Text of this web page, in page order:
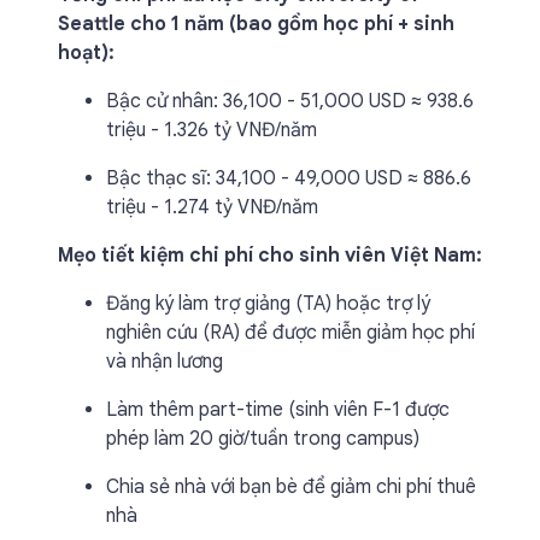
Seattle cho 1 năm (bao gồm học phí + sinh
hoạt):
Bậc cử nhân: 36,100 - 51,000 USD ≈ 938.6
triệu - 1.326 tỷ VNĐ/năm
Bậc thạc sĩ: 34,100 - 49,000 USD ≈ 886.6
triệu - 1.274 tỷ VNĐ/năm
Mẹo tiết kiệm chi phí cho sinh viên Việt Nam:
Đăng ký làm trợ giảng (TA) hoặc trợ lý
nghiên cứu (RA) để được miễn giảm học phí
và nhận lương
Làm thêm part-time (sinh viên F-1 được
phép làm 20 giờ/tuần trong campus)
Chia sẻ nhà với bạn bè để giảm chi phí thuê
nhà